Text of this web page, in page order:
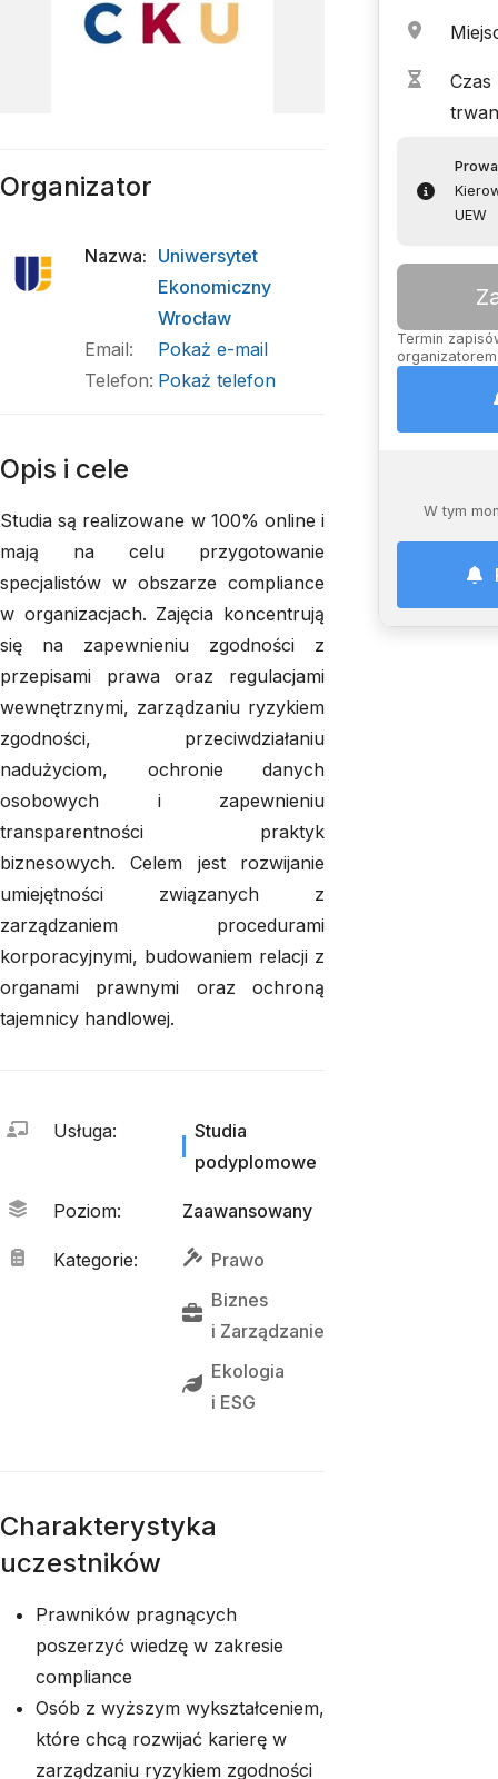
Czas
UEW
Termin
W tym
Organizator
Nazwa: Uniwersytet
Ekonomiczny
Wrocław
Email:
Pokaż e-mail
Telefon: Pokaż telefon
Opis i cele
Studia są realizowane w 100% online i
mają na celu przygotowanie
specjalistów w obszarze compliance
w organizacjach. Zajęcia koncentrują
się na zapewnieniu zgodności z
przepisami prawa oraz regulacjami
wewnętrznymi, zarządzaniu ryzykiem
zgodności, przeciwdziałaniu
nadużyciom, ochronie danych
osobowych i zapewnieniu
transparentności praktyk
biznesowych. Celem jest rozwijanie
umiejętności związanych z
zarządzaniem procedurami
korporacyjnymi, budowaniem relacji z
organami prawnymi oraz ochroną
tajemnicy handlowej.
Usługa:
Studia
podyplomowe
Poziom: Zaawansowany
Kategorie:
Prawo
Biznes
i Zarządzanie
Ekologia
i ESG
Charakterystyka
uczestników
Prawników pragnących
poszerzyć wiedzę w zakresie
compliance
Osób z wyższym wykształceniem,
które chcą rozwijać karierę w
zarządzaniu ryzykiem zgodności